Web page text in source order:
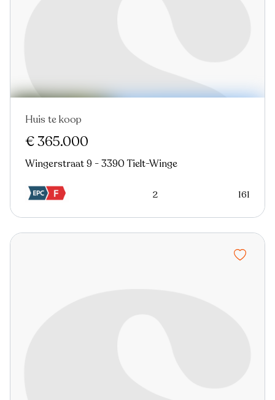
Huis te koop
€ 365.000
Wingerstraat 9 - 3390 Tielt-Winge
2 161